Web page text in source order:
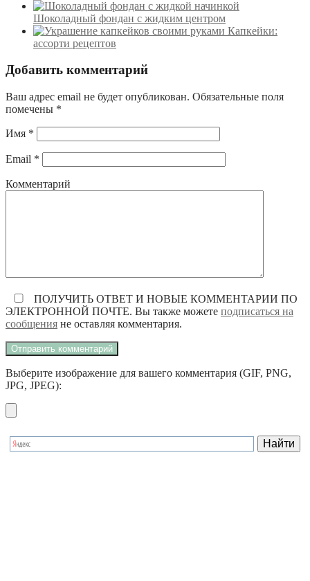
Шоколадный фондан с жидким центром
Капкейки:
ассорти рецептов
Добавить комментарий
Ваш адрес email не будет опубликован. Обязательные поля
помечены *
Имя *
Email *
Комментарий
ПОЛУЧИТЬ ОТВЕТ И НОВЫЕ КОММЕНТАРИИ ПО
ЭЛЕКТРОННОЙ ПОЧТЕ. Вы также можете подписаться на
сообщения не оставляя комментария.
Выберите изображение для вашего комментария (GIF, PNG,
JPG, JPEG):